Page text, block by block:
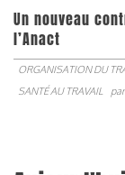
Un nouveau
l’Anact
ORGANISATION DU
SANTÉ AU TRAVAIL